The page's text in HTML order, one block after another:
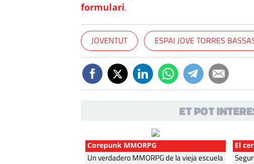
formulari.
JOVENTUT ESPAI JOVE TORRES
ET POT
Corepunk MMORPG
Un verdadero MMORPG de la vieja escuela
El